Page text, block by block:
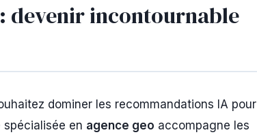
devenir incontournable
dominer les recommandations IA pour
en agence geo accompagne les